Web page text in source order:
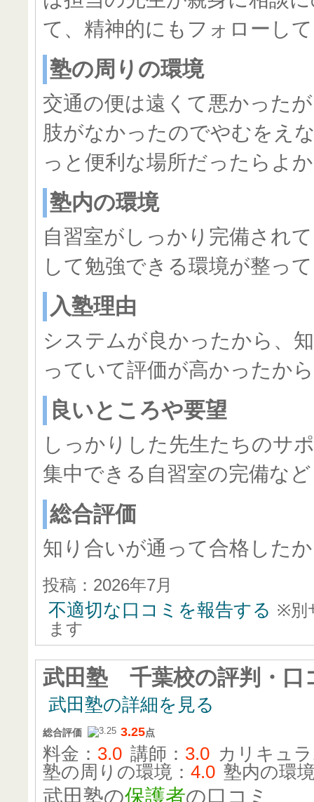
て、精神的にもフォローし
塾の周りの環境
交通の便は遠くて悪かった
肢がなかったのでやむをえ
っと便利な場所だったらよ
塾内の環境
自習室がしっかり完備され
して勉強できる環境が整っ
入塾理由
システムが良かったから、
っていて評価が高かったから
良いところや要望
しっかりした先生たちのサ
集中できる自習室の完備など
総合評価
知り合いが通って合格した
投稿：2026年7月
不適切な口コミを報告する ※別
ます
武田塾 千葉校の評判・口
武田塾の詳細を見る
総合評価 3.25点
料金： 3.0 講師： 3.0 カリキュ
塾の周りの環境： 4.0 塾内の環
武田塾の保護者の口コミ